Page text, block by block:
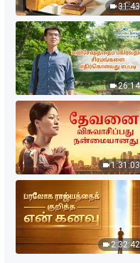
5:09
10:00
6:27
13:02
31:43
26:14
1:31:03
2:32:42